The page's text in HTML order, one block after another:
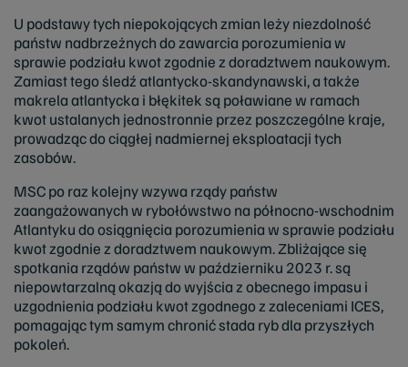
U podstawy tych niepokojących zmian leży niezdolność
państw nadbrzeżnych do zawarcia porozumienia w
sprawie podziału kwot zgodnie z doradztwem naukowym.
Zamiast tego śledź atlantycko-skandynawski, a także
makrela atlantycka i błękitek są poławiane w ramach
kwot ustalanych jednostronnie przez poszczególne kraje,
prowadząc do ciągłej nadmiernej eksploatacji tych
zasobów.
MSC po raz kolejny wzywa rządy państw
zaangażowanych w rybołówstwo na północno-wschodnim
Atlantyku do osiągnięcia porozumienia w sprawie podziału
kwot zgodnie z doradztwem naukowym. Zbliżające się
spotkania rządów państw w październiku 2023 r. są
niepowtarzalną okazją do wyjścia z obecnego impasu i
uzgodnienia podziału kwot zgodnego z zaleceniami ICES,
pomagając tym samym chronić stada ryb dla przyszłych
pokoleń.